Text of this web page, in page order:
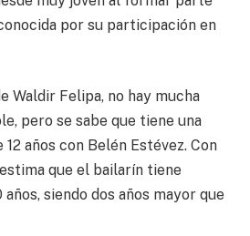
por su participación en
Waldir Felipa, no hay mucha
pero se sabe que tiene una
años con Belén Estévez. Con
que el bailarín tiene
siendo dos años mayor que